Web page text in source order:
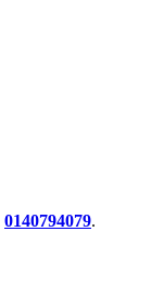
0140794079.